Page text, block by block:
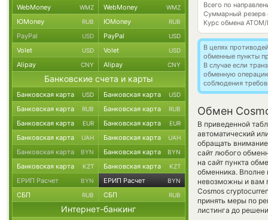
Всего по
Суммарный резерв
Курс обмена ATOM/
В целях
обменные пункты
В случае если
обменную
соблюдения
Обмен
В приведенной
автоматический
обращать
сайт любого
на сайт пункта
обменника. Вполне
невозможны и вам
Cosmos
принять меры по
листинга до
WebMoney WMZ WebMoney WMZ
ЮMoney RUB ЮMoney RUB
PayPal USD PayPal USD
Volet USD Volet USD
Alipay CNY Alipay CNY
Банковские счета и карты
Банковская карта USD Банковская карта USD
Банковская карта RUB Банковская карта RUB
Банковская карта EUR Банковская карта EUR
Банковская карта UAH Банковская карта UAH
Банковская карта BYN Банковская карта BYN
Банковская карта KZT Банковская карта KZT
ЕРИП Расчет BYN ЕРИП Расчет BYN
СБП RUB СБП RUB
Интернет-банкинг